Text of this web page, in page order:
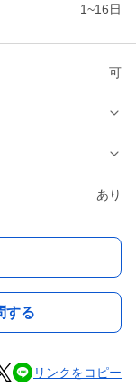
1~16日
可
あり
する
リンクをコピー